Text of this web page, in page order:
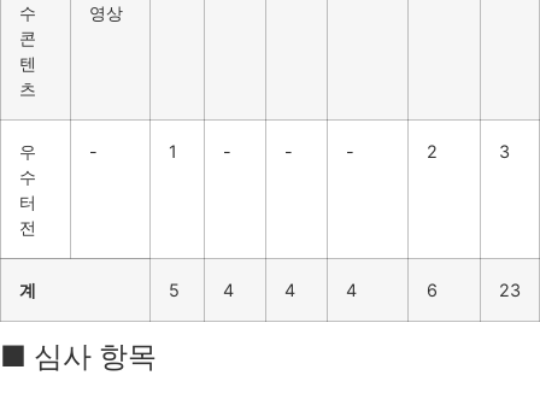
수
콘
텐
츠
영상
우
수
터
전
- 1 - - - 2 3
계 5 4 4 4 6 23
■ 심사 항목